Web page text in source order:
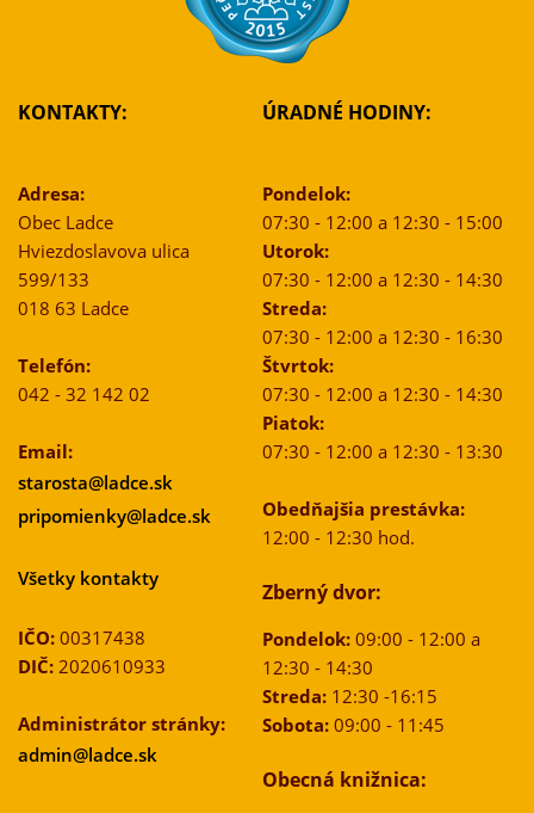
KONTAKTY:
Adresa:
Obec Ladce
Hviezdoslavova ulica
599/133
018 63 Ladce
Telefón:
042 - 32 142 02
Email:
starosta@ladce.sk
pripomienky@ladce.sk
Všetky kontakty
IČO: 00317438
DIČ: 2020610933
Administrátor stránky:
admin@ladce.sk
ÚRADNÉ HODINY:
Pondelok:
07:30 - 12:00 a 12:30 - 15:00
Utorok:
07:30 - 12:00 a 12:30 - 14:30
Streda:
07:30 - 12:00 a 12:30 - 16:30
Štvrtok:
07:30 - 12:00 a 12:30 - 14:30
Piatok:
07:30 - 12:00 a 12:30 - 13:30
Obedňajšia prestávka:
12:00 - 12:30 hod.
Zberný dvor:
Pondelok:09:00 - 12:00 a
12:30 - 14:30
Streda:12:30 -16:15
Sobota:09:00 - 11:45
Obecná knižnica: